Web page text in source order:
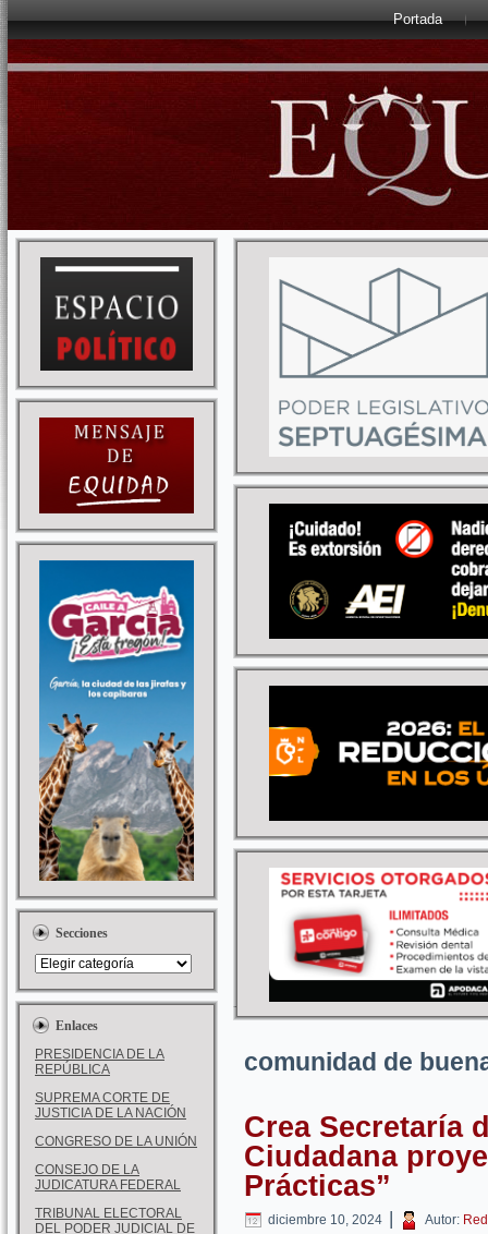
Portada
Secciones
Enlaces
PRESIDENCIA DE LA
REPÚBLICA
SUPREMA CORTE DE
JUSTICIA DE LA NACIÓN
CONGRESO DE LA UNIÓN
CONSEJO DE LA
JUDICATURA FEDERAL
TRIBUNAL ELECTORAL
DEL PODER JUDICIAL DE
comunidad de
Crea Secretaría
Ciudadana
Prácticas”
diciembre 10, 2024 | Autor: